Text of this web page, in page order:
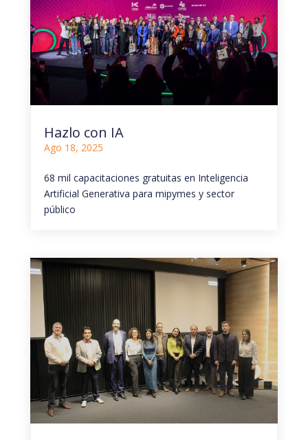
Hazlo con IA
Ago 18, 2025
68 mil capacitaciones gratuitas en Inteligencia
Artificial Generativa para mipymes y sector
público